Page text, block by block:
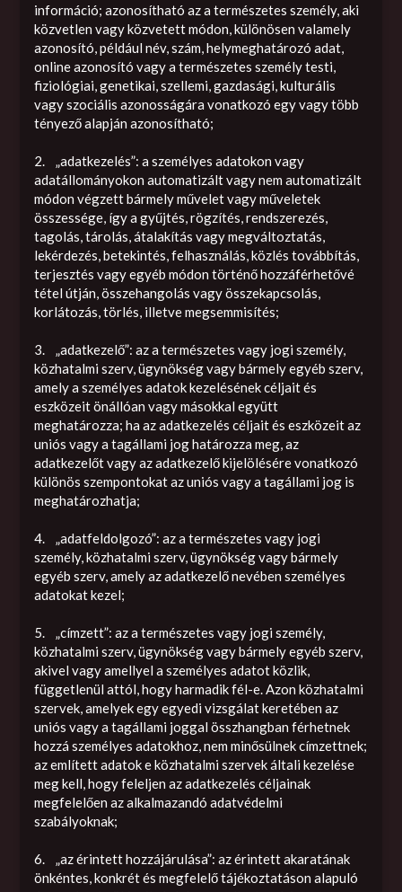
információ; azonosítható az a természetes személy, aki
közvetlen vagy közvetett módon, különösen valamely
azonosító, például név, szám, helymeghatározó adat,
online azonosító vagy a természetes személy testi,
fiziológiai, genetikai, szellemi, gazdasági, kulturális
vagy szociális azonosságára vonatkozó egy vagy több
tényező alapján azonosítható;
2. „adatkezelés”: a személyes adatokon vagy
adatállományokon automatizált vagy nem automatizált
módon végzett bármely művelet vagy műveletek
összessége, így a gyűjtés, rögzítés, rendszerezés,
tagolás, tárolás, átalakítás vagy megváltoztatás,
lekérdezés, betekintés, felhasználás, közlés továbbítás,
terjesztés vagy egyéb módon történő hozzáférhetővé
tétel útján, összehangolás vagy összekapcsolás,
korlátozás, törlés, illetve megsemmisítés;
3. „adatkezelő”: az a természetes vagy jogi személy,
közhatalmi szerv, ügynökség vagy bármely egyéb szerv,
amely a személyes adatok kezelésének céljait és
eszközeit önállóan vagy másokkal együtt
meghatározza; ha az adatkezelés céljait és eszközeit az
uniós vagy a tagállami jog határozza meg, az
adatkezelőt vagy az adatkezelő kijelölésére vonatkozó
különös szempontokat az uniós vagy a tagállami jog is
meghatározhatja;
4. „adatfeldolgozó”: az a természetes vagy jogi
személy, közhatalmi szerv, ügynökség vagy bármely
egyéb szerv, amely az adatkezelő nevében személyes
adatokat kezel;
5. „címzett”: az a természetes vagy jogi személy,
közhatalmi szerv, ügynökség vagy bármely egyéb szerv,
akivel vagy amellyel a személyes adatot közlik,
függetlenül attól, hogy harmadik fél-e. Azon közhatalmi
szervek, amelyek egy egyedi vizsgálat keretében az
uniós vagy a tagállami joggal összhangban férhetnek
hozzá személyes adatokhoz, nem minősülnek címzettnek;
az említett adatok e közhatalmi szervek általi kezelése
meg kell, hogy feleljen az adatkezelés céljainak
megfelelően az alkalmazandó adatvédelmi
szabályoknak;
6. „az érintett hozzájárulása”: az érintett akaratának
önkéntes, konkrét és megfelelő tájékoztatáson alapuló